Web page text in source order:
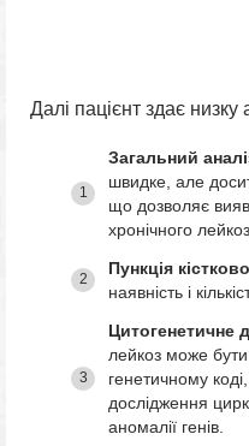
Далі пацієнт здає низку
Загальний
швидке, але
що дозволяє
хронічного
Пункція
наявність і
Цитогенетичне
лейкоз може
генетичному
дослідження
аномалії генів.